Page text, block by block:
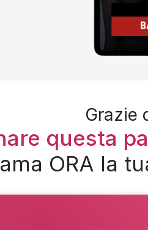
Grazie
questa
ORA la